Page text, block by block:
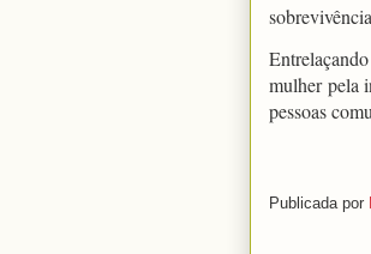
mulher pela
pessoas
Publicada por